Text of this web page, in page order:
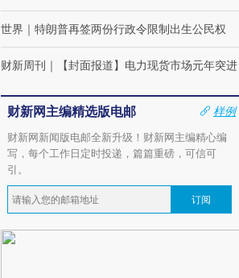
世界 ｜ 特朗普再签两份行政令限制出生公民权
财新周刊 ｜ 【封面报道】电力现货市场元年突进
财新网主编精选版电邮
样例
财新网新闻版电邮全新升级！财新网主编精心编
写，每个工作日定时投递，篇篇重磅，可信可
引。
订阅